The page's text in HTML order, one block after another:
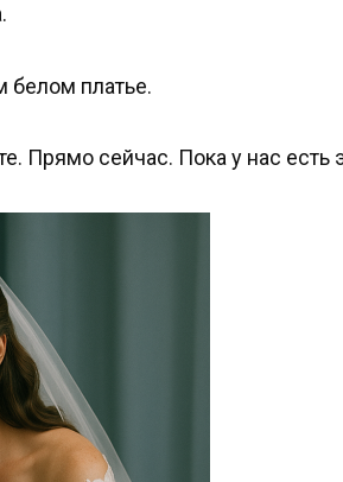
белом платье.
Прямо сейчас. Пока у нас есть